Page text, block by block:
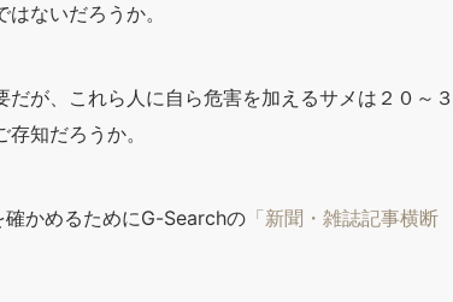
ないだろうか。
が、これら人に自ら危害を加えるサメは２０～３
知だろうか。
確かめるためにG-Searchの 「新聞・雑誌記事横断